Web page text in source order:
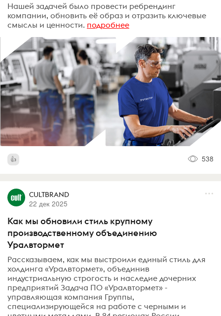
Нашей задачей было провести ребрендинг
компании, обновить её образ и отразить ключевые
смыслы и ценности. подробнее
538
CULTBRAND
22 дек 2025
Как мы обновили стиль крупному
производственному объединению
Уралвтормет
Рассказываем, как мы выстроили единый стиль для
холдинга «Уралвтормет», объединив
индустриальную строгость и наследие дочерних
предприятий Задача ПО «Уралвтормет» -
управляющая компания Группы,
специализирующейся на работе с черными и